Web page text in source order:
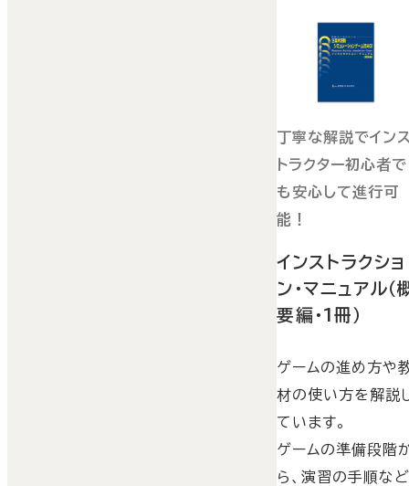
丁寧な解説でイン
トラクター初心者で
も安心して進行可
能！
インストラクショ
ン・マニュアル（
要編・1冊）
ゲームの進め方や
材の使い方を解説
ています。
ゲームの準備段階
ら、演習の手順な